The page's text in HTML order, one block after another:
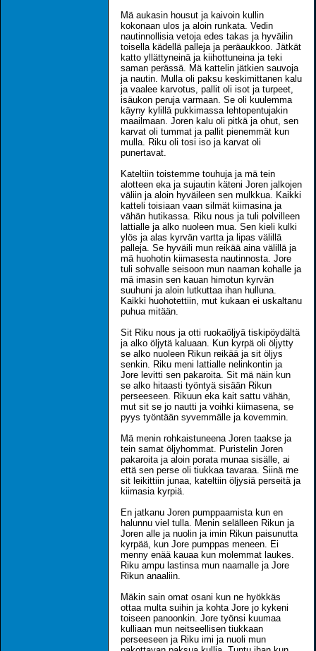
Mä aukasin housut ja kaivoin kullin
kokonaan ulos ja aloin runkata. Vedin
nautinnollisia vetoja edes takas ja hyväilin
toisella kädellä palleja ja peräaukkoo. Jätkät
katto yllättyneinä ja kiihottuneina ja teki
saman perässä. Mä kattelin jätkien sauvoja
ja nautin. Mulla oli paksu keskimittanen kalu
ja vaalee karvotus, pallit oli isot ja turpeet,
isäukon peruja varmaan. Se oli kuulemma
käyny kylillä pukkimassa lehtopentujakin
maailmaan. Joren kalu oli pitkä ja ohut, sen
karvat oli tummat ja pallit pienemmät kun
mulla. Riku oli tosi iso ja karvat oli
punertavat.
Kateltiin toistemme touhuja ja mä tein
alotteen eka ja sujautin käteni Joren jalkojen
väliin ja aloin hyväileen sen mulkkua. Kaikki
katteli toisiaan vaan silmät kiimasina ja
vähän hutikassa. Riku nous ja tuli polvilleen
lattialle ja alko nuoleen mua. Sen kieli kulki
ylös ja alas kyrvän vartta ja lipas välillä
palleja. Se hyväili mun reikää aina välillä ja
mä huohotin kiimasesta nautinnosta. Jore
tuli sohvalle seisoon mun naaman kohalle ja
mä imasin sen kauan himotun kyrvän
suuhuni ja aloin lutkuttaa ihan hulluna.
Kaikki huohotettiin, mut kukaan ei uskaltanu
puhua mitään.
Sit Riku nous ja otti ruokaöljyä tiskipöydältä
ja alko öljytä kaluaan. Kun kyrpä oli öljytty
se alko nuoleen Rikun reikää ja sit öljys
senkin. Riku meni lattialle nelinkontin ja
Jore levitti sen pakaroita. Sit mä näin kun
se alko hitaasti työntyä sisään Rikun
perseeseen. Rikuun eka kait sattu vähän,
mut sit se jo nautti ja voihki kiimasena, se
pyys työntään syvemmälle ja kovemmin.
Mä menin rohkaistuneena Joren taakse ja
tein samat öljyhommat. Puristelin Joren
pakaroita ja aloin porata munaa sisälle, ai
että sen perse oli tiukkaa tavaraa. Siinä me
sit leikittiin junaa, kateltiin öljysiä perseitä ja
kiimasia kyrpiä.
En jatkanu Joren pumppaamista kun en
halunnu viel tulla. Menin selälleen Rikun ja
Joren alle ja nuolin ja imin Rikun paisunutta
kyrpää, kun Jore pumppas meneen. Ei
menny enää kauaa kun molemmat laukes.
Riku ampu lastinsa mun naamalle ja Jore
Rikun anaaliin.
Mäkin sain omat osani kun ne hyökkäs
ottaa multa suihin ja kohta Jore jo kykeni
toiseen panoonkin. Jore työnsi kuumaa
kulliaan mun neitseellisen tiukkaan
perseeseen ja Riku imi ja nuoli mun